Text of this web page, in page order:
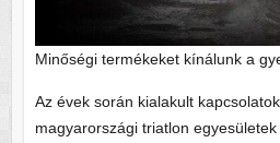
Minőségi termékeket kínálunk a
Az évek során kialakult
magyarországi triatlon